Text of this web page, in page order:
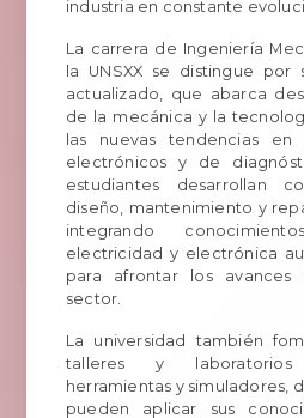
industria en constante
La carrera de Ingeniería
la UNSXX se distingue
actualizado, que abarca
de la mecánica y la
las nuevas tendencias en
electrónicos y de
estudiantes desarrollan
diseño, mantenimiento y
integrando
electricidad y electrónica
para afrontar los avances
sector.
La universidad también
talleres y
herramientas y simuladores,
pueden aplicar sus